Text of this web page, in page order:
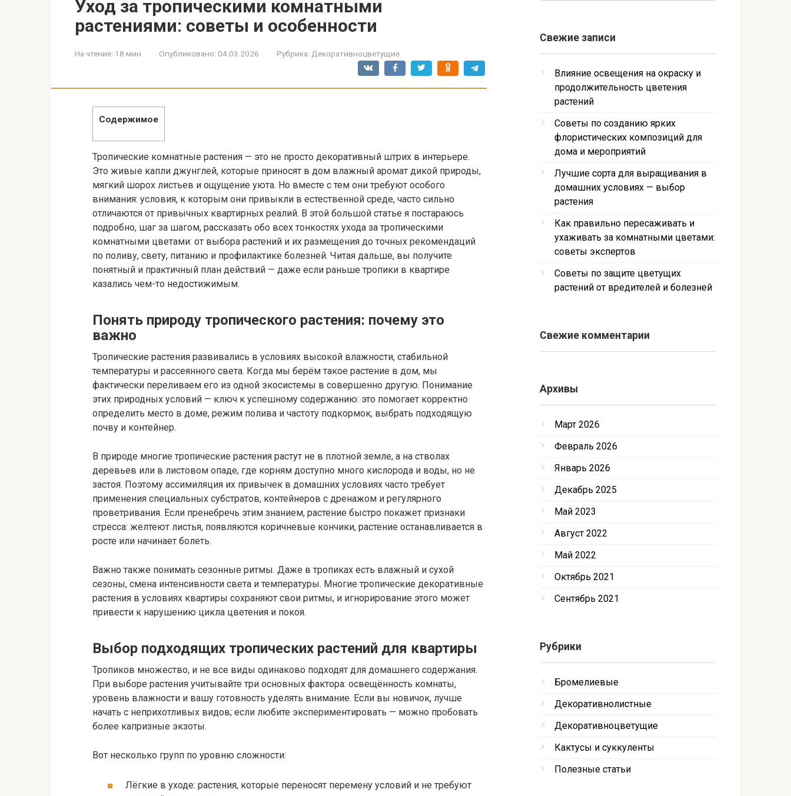
Уход за тропическими комнатными
растениями: советы и особенности
На чтение: 18 мин Опубликовано: 04.03.2026 Рубрика: Декоративноцветущие
Содержимое
Тропические комнатные растения — это не просто декоративный штрих в интерьере.
Это живые капли джунглей, которые приносят в дом влажный аромат дикой природы,
мягкий шорох листьев и ощущение уюта. Но вместе с тем они требуют особого
внимания: условия, к которым они привыкли в естественной среде, часто сильно
отличаются от привычных квартирных реалий. В этой большой статье я постараюсь
подробно, шаг за шагом, рассказать обо всех тонкостях ухода за тропическими
комнатными цветами: от выбора растений и их размещения до точных рекомендаций
по поливу, свету, питанию и профилактике болезней. Читая дальше, вы получите
понятный и практичный план действий — даже если раньше тропики в квартире
казались чем-то недостижимым.
Понять природу тропического растения: почему это
важно
Тропические растения развивались в условиях высокой влажности, стабильной
температуры и рассеянного света. Когда мы берём такое растение в дом, мы
фактически переливаем его из одной экосистемы в совершенно другую. Понимание
этих природных условий — ключ к успешному содержанию: это помогает корректно
определить место в доме, режим полива и частоту подкормок, выбрать подходящую
почву и контейнер.
В природе многие тропические растения растут не в плотной земле, а на стволах
деревьев или в листовом опаде, где корням доступно много кислорода и воды, но не
застоя. Поэтому ассимиляция их привычек в домашних условиях часто требует
применения специальных субстратов, контейнеров с дренажом и регулярного
проветривания. Если пренебречь этим знанием, растение быстро покажет признаки
стресса: желтеют листья, появляются коричневые кончики, растение останавливается в
росте или начинает болеть.
Важно также понимать сезонные ритмы. Даже в тропиках есть влажный и сухой
сезоны, смена интенсивности света и температуры. Многие тропические декоративные
растения в условиях квартиры сохраняют свои ритмы, и игнорирование этого может
привести к нарушению цикла цветения и покоя.
Выбор подходящих тропических растений для квартиры
Тропиков множество, и не все виды одинаково подходят для домашнего содержания.
При выборе растения учитывайте три основных фактора: освещённость комнаты,
уровень влажности и вашу готовность уделять внимание. Если вы новичок, лучше
начать с неприхотливых видов; если любите экспериментировать — можно пробовать
более капризные экзоты.
Вот несколько групп по уровню сложности:
Лёгкие в уходе: растения, которые переносят перемену условий и не требуют
Свежие записи
Влияние освещения на окраску и
продолжительность цветения
растений
Советы по созданию ярких
флористических композиций для
дома и мероприятий
Лучшие сорта для выращивания в
домашних условиях — выбор
растения
Как правильно пересаживать и
ухаживать за комнатными цветами:
советы экспертов
Советы по защите цветущих
растений от вредителей и болезней
Свежие комментарии
Архивы
Март 2026
Февраль 2026
Январь 2026
Декабрь 2025
Май 2023
Август 2022
Май 2022
Октябрь 2021
Сентябрь 2021
Рубрики
Бромелиевые
Декоративнолистные
Декоративноцветущие
Кактусы и суккуленты
Полезные статьи